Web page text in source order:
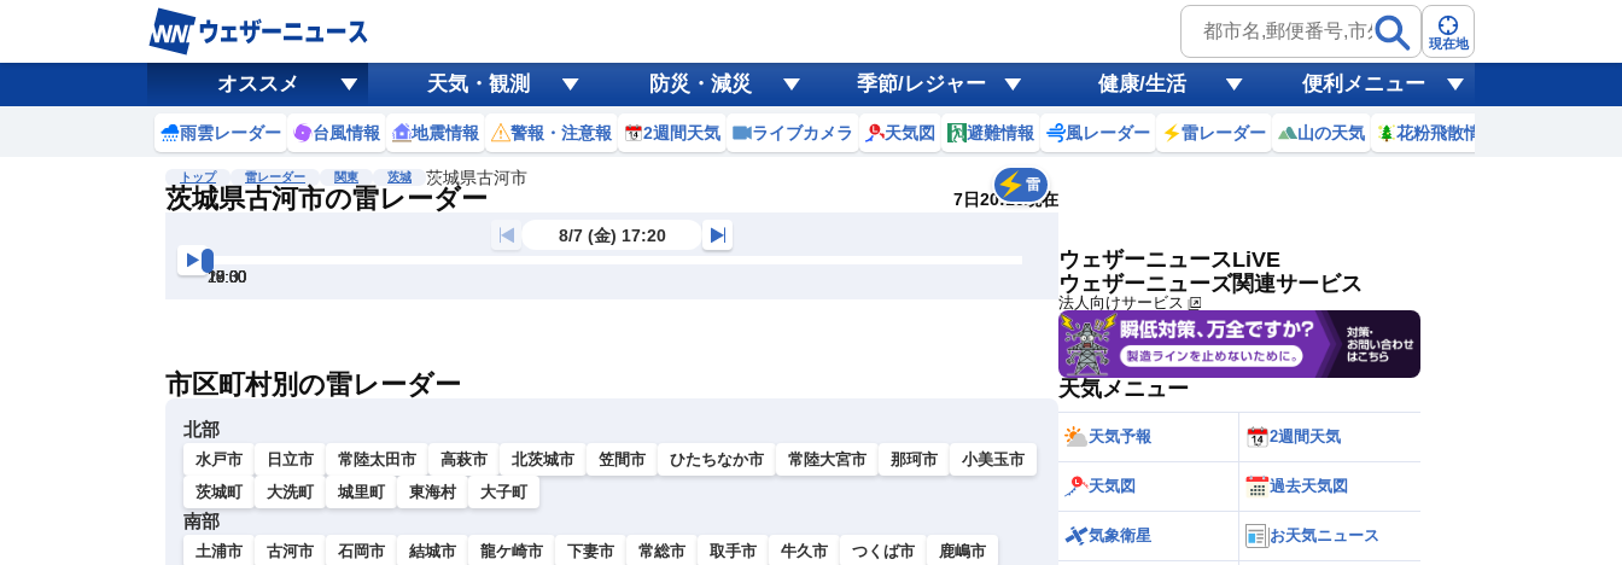
現在地
オススメ 天気・観測 防災・減災 季節/レジャー 健康/生活 便利メニュー
雨雲レーダー 台風情報 地震情報 警報・注意報 2週間天気 ライブカメラ 天気図 避難情報 風レーダー 雷レーダー 山の天気 花粉飛散情報
トップ 雷レーダー 関東 茨城 茨城県古河市
茨城県古河市の雷レーダー 7日20:10現在
雷
風
黄砂
天気 台風
8/7 (金) 17:20
17:30
18:00
18:30
19:00
19:30
20:00
市区町村別の雷レーダー
北部
水戸市 日立市 常陸太田市 高萩市 北茨城市 笠間市 ひたちなか市 常陸大宮市 那珂市
小美玉市
茨城町
大洗町 城里町 東海村 大子町
南部
土浦市 古河市 石岡市 結城市 龍ケ崎市 下妻市 常総市 取手市 牛久市 つくば市
鹿嶋市
ウェザーニュースLiVE
ウェザーニューズ関連サービス
法人向けサービス
天気メニュー
天気予報 2週間天気
天気図 過去天気図
気象衛星 お天気ニュース